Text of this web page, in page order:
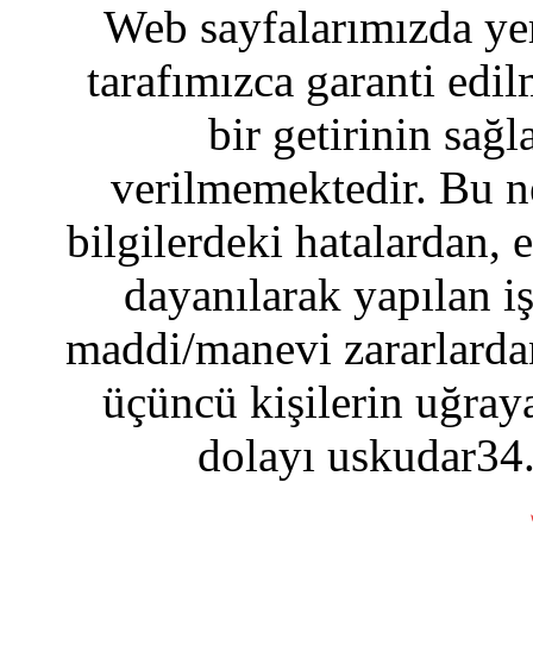
Web sayfalarımızda
tarafımızca garanti
bir getirinin
verilmemektedir. Bu
bilgilerdeki hatalardan,
dayanılarak yapılan
maddi/manevi
üçüncü kişilerin
dolayı